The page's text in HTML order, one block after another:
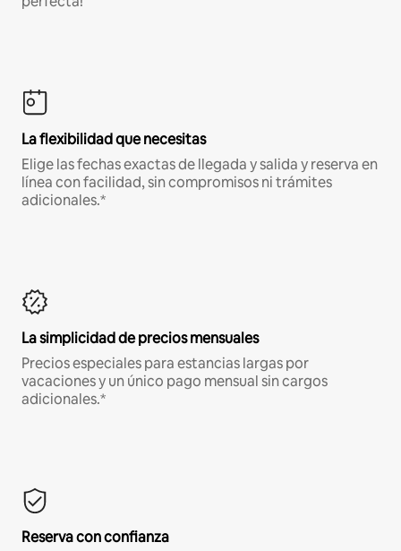
La flexibilidad que necesitas
Elige las fechas exactas de llegada y salida y reserva en
línea con facilidad, sin compromisos ni trámites
adicionales.*
La simplicidad de precios mensuales
Precios especiales para estancias largas por
vacaciones y un único pago mensual sin cargos
adicionales.*
Reserva con confianza